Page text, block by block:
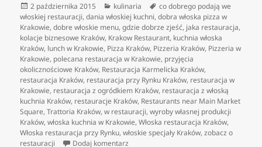
Data
publikacji
2 października 2015 Kategorie
kulinaria Tagi
co dobrego podają we
włoskiej restauracji,dania włoskiej kuchni,dobra włoska pizza w
Krakowie,dobre włoskie menu,gdzie dobrze zjeść, jaka restauracja,
kolacje biznesowe Kraków, Krakow Restaurant, kuchnia włoska
Kraków, lunch w Krakowie, Pizza Kraków, Pizzeria Kraków, Pizzeria w
Krakowie, polecana restauracja w Krakowie, przyjęcia
okolicznościowe Kraków, Restauracja Karmelicka Kraków,
restauracja Kraków, restauracja przy Rynku Kraków, restauracja w
Krakowie, restauracja z ogródkiem Kraków, restauracja z włoską
kuchnia Kraków, restauracje Kraków, Restaurants near Main Market
Square,Trattoria Kraków,w restauracji,wyroby własnej produkcji
Kraków,włoska kuchnia w Krakowie,Włoska restauracja Kraków,
Włoska restauracja przy Rynku,włoskie specjały Kraków,zobacz o
restauracji
Dodaj komentarz